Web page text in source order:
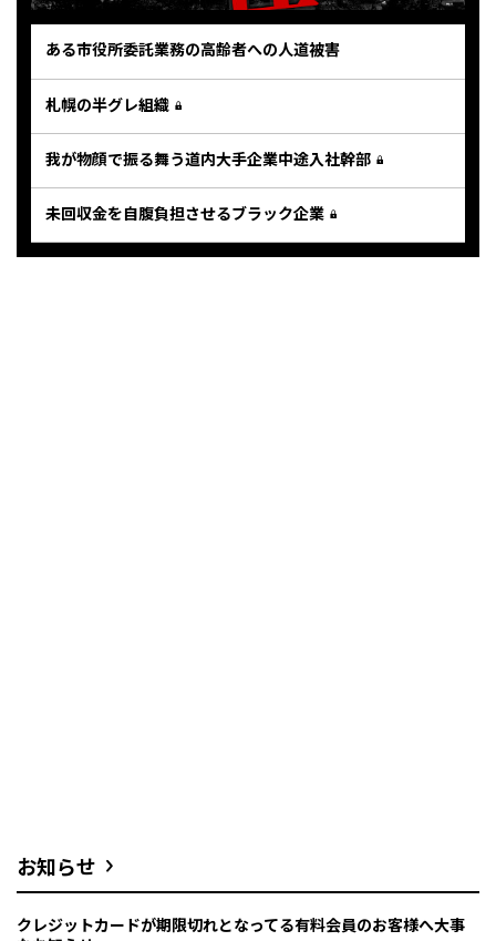
ある市役所委託業務の高齢者への人道被害
札幌の半グレ組織
我が物顔で振る舞う道内大手企業中途入社幹部
未回収金を自腹負担させるブラック企業
お知らせ
クレジットカードが期限切れとなってる有料会員のお客様へ大事